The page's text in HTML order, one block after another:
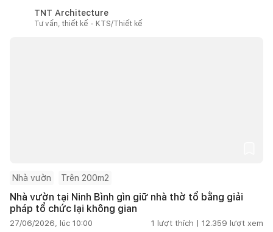
TNT Architecture
Tư vấn, thiết kế - KTS/Thiết kế
Nhà vườn Trên 200m2
Nhà vườn tại Ninh Bình gìn giữ nhà thờ tổ bằng giải
pháp tổ chức lại không gian
27/06/2026, lúc 10:00 1 lượt thích | 12.359 lượt xem